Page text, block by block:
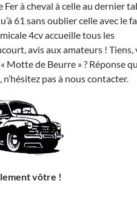
à cheval à celle au dernier
61 sans oublier celle avec le
4cv accueille tous les
avis aux amateurs ! Tiens,
Motte de Beurre » ? Réponse
pas à nous contacter.
vôtre !